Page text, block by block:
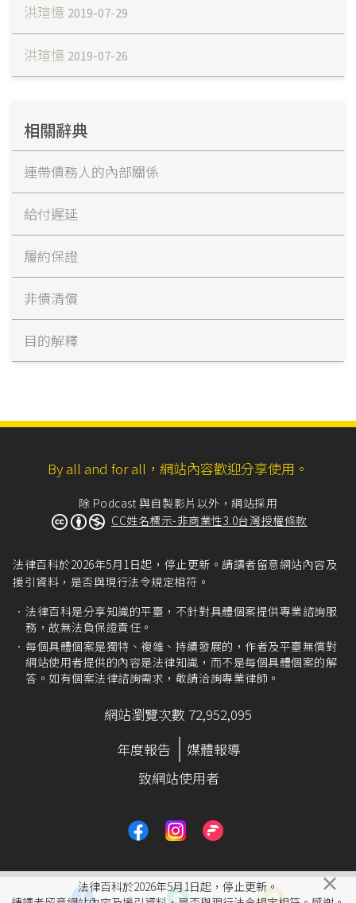
洪瑄憶 2019-07-29
洪瑄憶 2019-07-26
相關辭典
連帶債務人的內部關係
給付遲延
履約保證
非債清償
目的解釋
By all and for all，網站內容歡迎分享使用。
除 Podcast 與自製影片以外，網站採用
CC姓名標示-非商業性3.0台灣授權條款
法律百科於2026年5月1日起，停止更新。請讀者留意網站內容及
援引資料，是否與現行法令規定相符。
法律百科是分享知識的平臺，不針對具體個案提供專業諮詢服
務，故無法負保證責任。
每個具體個案是獨特、複雜、持續發展的，作者及平臺無償對
網站使用者提供的內容是法律知識，而不是每個具體個案的解
答。如有個案法律諮詢需求，敬請洽詢專業律師。
網站瀏覽次數 72,952,095
年度報告
媒體報導
致網站使用者
法律百科於2026年5月1日起，停止更新。
×